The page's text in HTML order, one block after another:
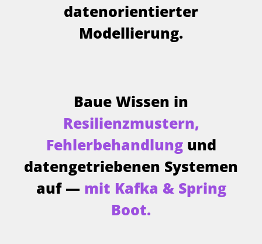
datenorientierter
Modellierung.
Baue Wissen in
Resilienzmustern,
Fehlerbehandlungund
datengetriebenen Systemen
auf — mit Kafka & Spring
Boot.